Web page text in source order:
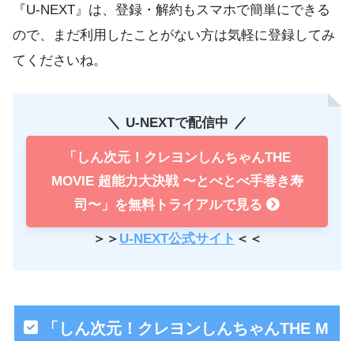
『U-NEXT』は、登録・解約もスマホで簡単にできる
ので、まだ利用したことがない方は気軽に登録してみ
てくださいね。
U-NEXTで配信中
「しん次元！クレヨンしんちゃんTHE
MOVIE 超能力大決戦 〜とべとべ手巻き寿
司〜」を無料トライアルで見る
＞＞ U-NEXT公式サイト ＜＜
「しん次元！クレヨンしんちゃんTHE M